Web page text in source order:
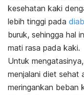
kesehatan kaki
lebih tinggi pada
buruk, sehingga hal
mati rasa pada kaki.
Untuk
menjalani diet sehat
meringankan beban